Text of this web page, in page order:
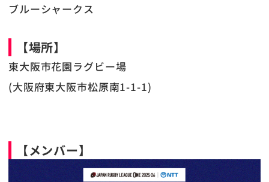
ブルーシャークス
【場所】
東大阪市花園ラグビー場
(大阪府東大阪市松原南1-1-1)
【メンバー】